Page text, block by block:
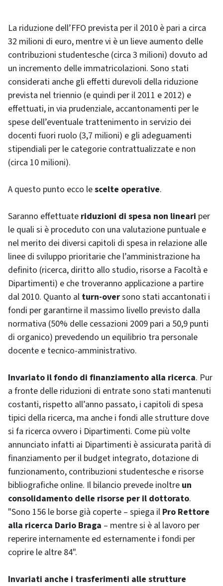
La riduzione dell’FFO prevista per il 2010 è pari a circa
32 milioni di euro, mentre vi è un lieve aumento delle
contribuzioni studentesche (circa 3 milioni) dovuto ad
un incremento delle immatricolazioni. Sono stati
considerati anche gli effetti durevoli della riduzione
prevista nel triennio (e quindi per il 2011 e 2012) e
effettuati, in via prudenziale, accantonamenti per le
spese dell’eventuale trattenimento in servizio dei
docenti fuori ruolo (3,7 milioni) e gli adeguamenti
stipendiali per le categorie contrattualizzate e non
(circa 10 milioni).
A questo punto ecco lescelte operative.
Saranno effettuate riduzioni di spesa non lineari per
le quali si è proceduto con una valutazione puntuale e
nel merito dei diversi capitoli di spesa in relazione alle
linee di sviluppo prioritarie che l’amministrazione ha
definito (ricerca, diritto allo studio, risorse a Facoltà e
Dipartimenti) e che troveranno applicazione a partire
dal 2010. Quanto al turn-oversono stati accantonati i
fondi per garantirne il massimo livello previsto dalla
normativa (50% delle cessazioni 2009 pari a 50,9 punti
di organico) prevedendo un equilibrio tra personale
docente e tecnico-amministrativo.
Invariato il fondo di finanziamento alla ricerca. Pur
a fronte delle riduzioni di entrate sono stati mantenuti
costanti, rispetto all’anno passato, i capitoli di spesa
tipici della ricerca, ma anche i fondi alle strutture dove
si fa ricerca ovvero i Dipartimenti. Come più volte
annunciato infatti ai Dipartimenti è assicurata parità di
finanziamento per il budget integrato, dotazione di
funzionamento, contribuzioni studentesche e risorse
bibliografiche online. Il bilancio prevede inoltre un
consolidamento delle risorse per il dottorato.
"Sono 156 le borse già coperte – spiega il Pro Rettore
alla ricerca Dario Braga – mentre si è al lavoro per
reperire internamente ed esternamente i fondi per
coprire le altre 84".
Invariati anche i trasferimenti alle strutture